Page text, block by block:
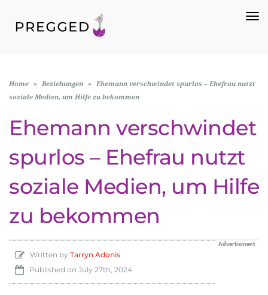
Home » Beziehungen »
Ehemann verschwindet spurlos – Ehefrau nutzt
soziale Medien, um Hilfe zu bekommen
Ehemann verschwindet
spurlos – Ehefrau nutzt
soziale Medien, um Hilfe
zu bekommen
Advertisment
Written by Tarryn Adonis
Published on July 27th, 2024